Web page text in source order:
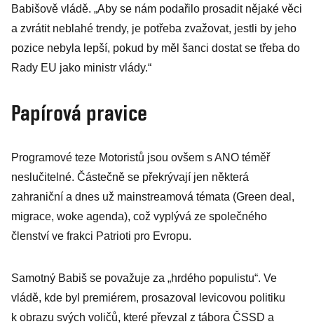
fotografií
Babišově vládě. „Aby se nám podařilo prosadit nějaké věci
a zvrátit neblahé trendy, je potřeba zvažovat, jestli by jeho
pozice nebyla lepší, pokud by měl šanci dostat se třeba do
Rady EU jako ministr vlády.“
Papírová pravice
Programové teze Motoristů jsou ovšem s ANO téměř
neslučitelné. Částečně se překrývají jen některá
zahraniční a dnes už mainstreamová témata (Green deal,
migrace, woke agenda), což vyplývá ze společného
členství ve frakci Patrioti pro Evropu.
Samotný Babiš se považuje za „hrdého populistu“. Ve
vládě, kde byl premiérem, prosazoval levicovou politiku
k obrazu svých voličů, které převzal z tábora ČSSD a